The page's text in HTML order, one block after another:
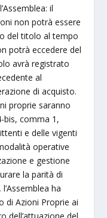
il
non potrà essere
del titolo al tempo
potrà eccedere del
avrà registrato
al
di acquisto.
proprie saranno
bis, comma 1,
e delle vigenti
operative
e gestione
la parità di
ha
di Azioni Proprie ai